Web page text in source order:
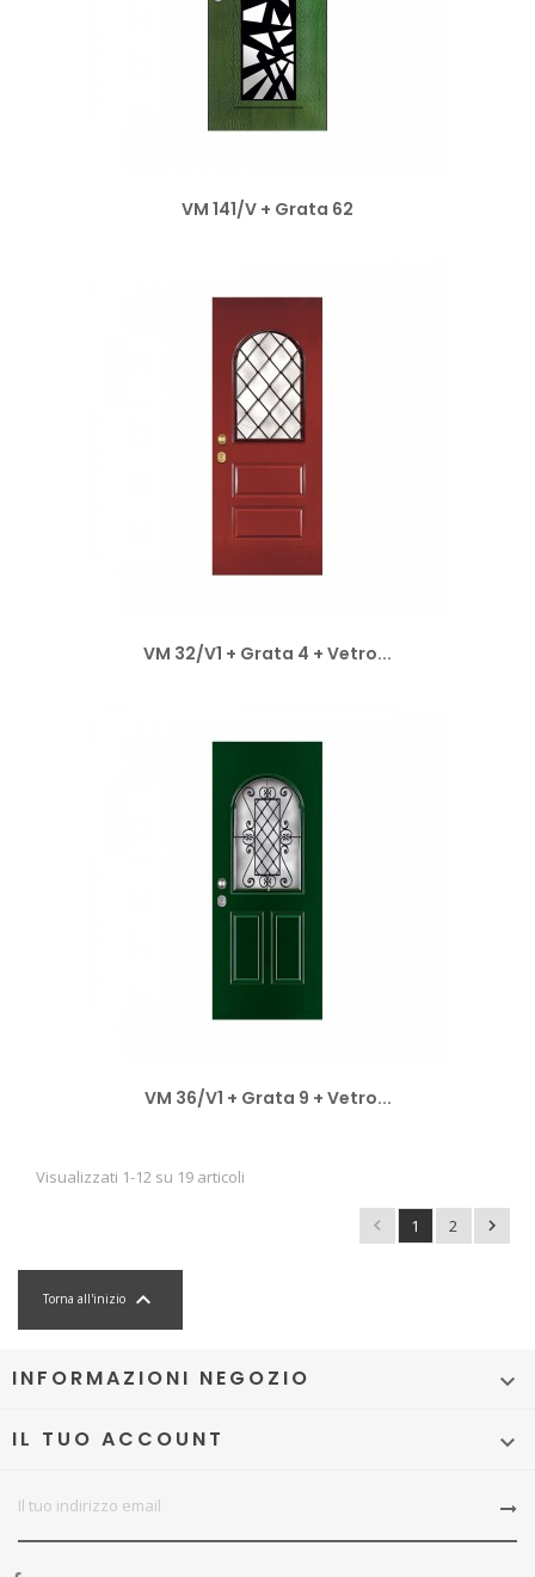
VM 141/V + Grata 62
VM 32/V1 + Grata 4 + Vetro...
VM 36/V1 + Grata 9 + Vetro...
Visualizzati 1-12 su 19 articoli
 1 2 
Torna all'inizio 
INFORMAZIONI NEGOZIO 
IL TUO ACCOUNT 